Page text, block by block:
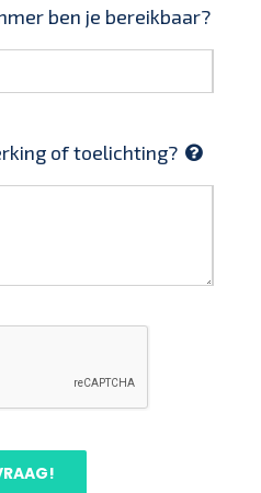
ben je bereikbaar?
of toelichting?